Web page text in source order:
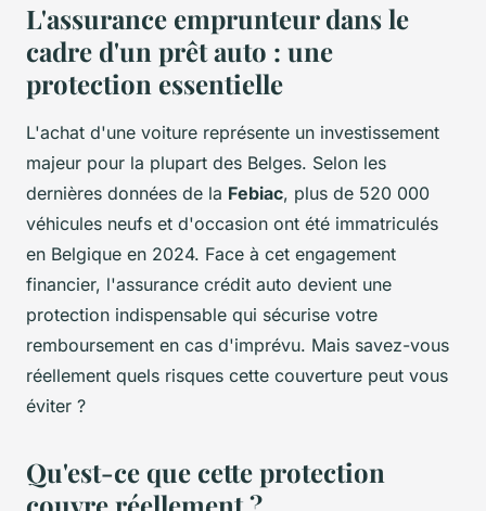
L'assurance emprunteur dans le
cadre d'un prêt auto : une
protection essentielle
L'achat d'une voiture représente un investissement
majeur pour la plupart des Belges. Selon les
dernières données de la Febiac, plus de 520 000
véhicules neufs et d'occasion ont été immatriculés
en Belgique en 2024. Face à cet engagement
financier, l'assurance crédit auto devient une
protection indispensable qui sécurise votre
remboursement en cas d'imprévu. Mais savez-vous
réellement quels risques cette couverture peut vous
éviter ?
Qu'est-ce que cette protection